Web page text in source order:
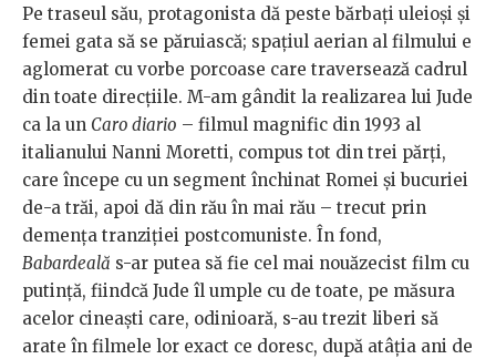
Pe traseul său, protagonista dă peste bărbați uleioși și
femei gata să se păruiască; spațiul aerian al filmului e
aglomerat cu vorbe porcoase care traversează cadrul
din toate direcțiile. M-am gândit la realizarea lui Jude
ca la un Caro diario – filmul magnific din 1993 al
italianului Nanni Moretti, compus tot din trei părți,
care începe cu un segment închinat Romei și bucuriei
de-a trăi, apoi dă din rău în mai rău – trecut prin
demența tranziției postcomuniste. În fond,
Babardeală s-ar putea să fie cel mai nouăzecist film cu
putință, fiindcă Jude îl umple cu de toate, pe măsura
acelor cineaști care, odinioară, s-au trezit liberi să
arate în filmele lor exact ce doresc, după atâția ani de